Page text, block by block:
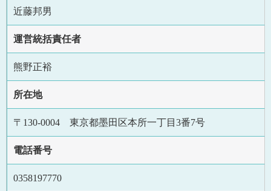
近藤邦男
運営統括責任者
熊野正裕
所在地
〒130-0004 東京都墨田区本所一丁目3番7号
電話番号
0358197770